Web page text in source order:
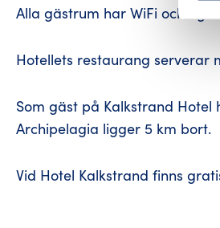
Alla gästrum har WiFi och
Hotellets restaurang serverar
Som gäst på Kalkstrand
Archipelagia ligger 5 km bort.
Vid Hotel Kalkstrand finns